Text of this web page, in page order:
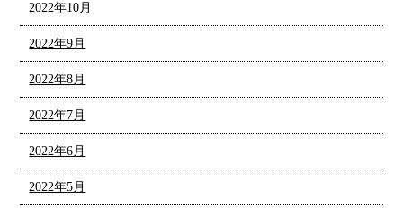
2022年10月
2022年9月
2022年8月
2022年7月
2022年6月
2022年5月